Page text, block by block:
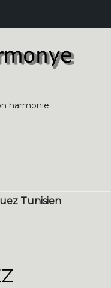
harmonie.
Tunisien